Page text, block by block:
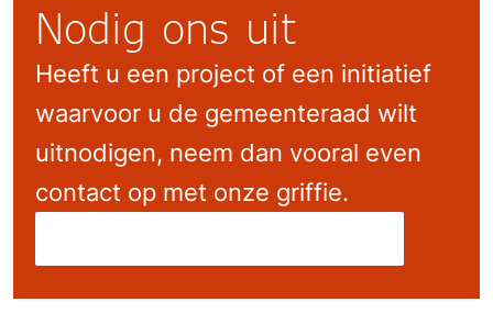
Nodig ons uit
Heeft u een project of een initiatief
waarvoor u de gemeenteraad wilt
uitnodigen, neem dan vooral even
contact op met onze griffie.